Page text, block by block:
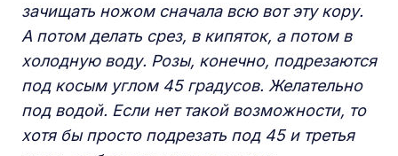
зачищать ножом сначала всю вот эту кору.
А потом делать срез, в кипяток, а потом в
холодную воду. Розы, конечно, подрезаются
под косым углом 45 градусов. Желательно
под водой. Если нет такой возможности, то
хотя бы просто подрезать под 45 и третья